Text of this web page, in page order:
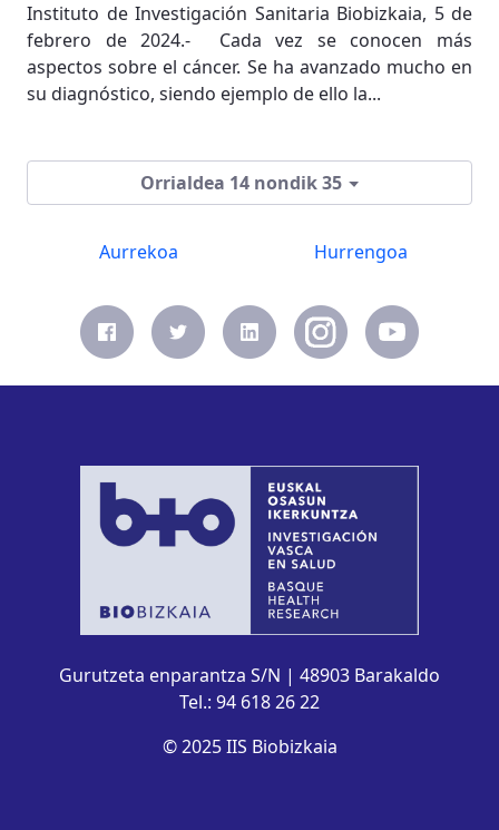
Instituto de Investigación Sanitaria Biobizkaia, 5 de
febrero de 2024.- Cada vez se conocen más
aspectos sobre el cáncer. Se ha avanzado mucho en
su diagnóstico, siendo ejemplo de ello la...
Orrialdea 14 nondik 35
Aurrekoa Hurrengoa
Gurutzeta enparantza S/N | 48903 Barakaldo
Tel.: 94 618 26 22
© 2025 IIS Biobizkaia